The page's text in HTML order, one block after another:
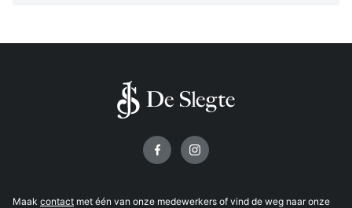
Maak contact met één van onze medewerkers of vind de weg naar onze